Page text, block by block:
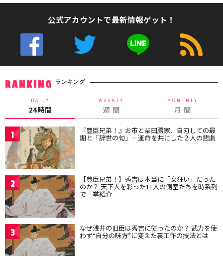
公式アカウントで最新情報ゲット！
RANKING ランキング
DAILY
24時間
WEEKLY
週 間
MONTHLY
月 間
1 『豊臣兄弟！』お市と柴田勝家、自刃しての最
期と「辞世の句」…運命を共にした２人の悲劇
2 【豊臣兄弟！】秀吉は本当に「女狂い」だった
のか？ 天下人を彩った11人の側室たちを時系列
で一挙紹介
3 なぜ浅井の旧臣は秀吉に従ったのか？ 武力を使
わず“自分の味方”に変えた裏工作の技法とは